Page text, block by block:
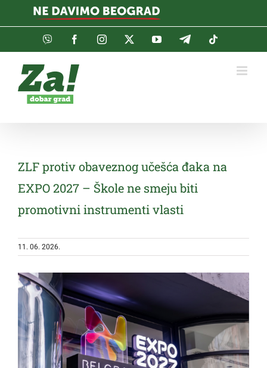
Viber FacebookInstagramTwitterYouTubeTelegram
ZLF protiv obaveznog učešća đaka na
EXPO 2027 – Škole ne smeju biti
promotivni instrumenti vlasti
11. 06. 2026.